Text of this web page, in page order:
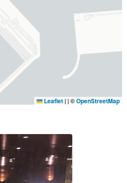
Leaflet | | ©OpenStreetMap